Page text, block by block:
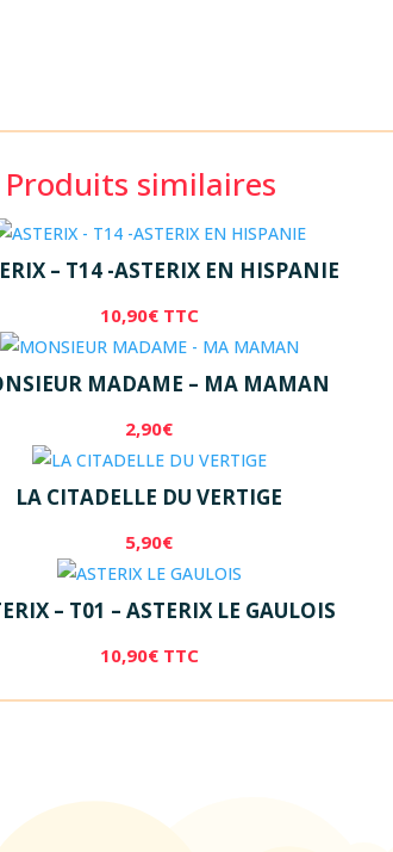
Produits similaires
– T14 -ASTERIX EN HISPANIE
10,90€ TTC
MADAME – MA MAMAN
2,90€
LA CITADELLE DU VERTIGE
5,90€
– T01 – ASTERIX LE GAULOIS
10,90€ TTC